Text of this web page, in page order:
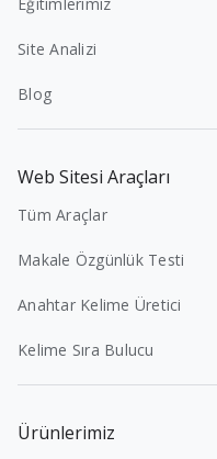
Site Analizi
Blog
Web Sitesi Araçları
Tüm Araçlar
Makale Özgünlük Testi
Anahtar Kelime Üretici
Kelime Sıra Bulucu
Ürünlerimiz